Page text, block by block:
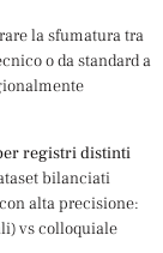
la sfumatura tra
o da standard a
registri distinti
bilanciati
alta precisione:
vs colloquiale